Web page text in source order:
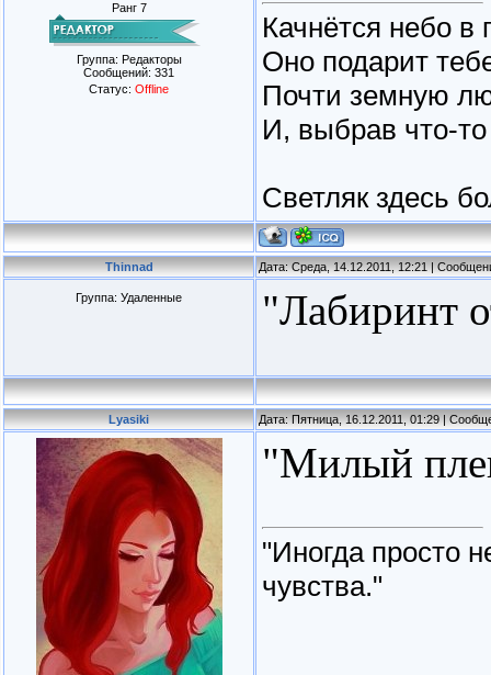
Ранг 7
Группа: Редакторы
Сообщений: 331
Статус: Offline
Качнётся небо в
Оно подарит
Почти земную
И, выбрав что-
Светляк здесь
Thinnad Дата: Среда, 14.12.2011, 12:21 |
Группа: Удаленные "Лабиринт
Lyasiki Дата: Пятница, 16.12.2011, 01:29 |
"Милый
"Иногда просто
чувства."